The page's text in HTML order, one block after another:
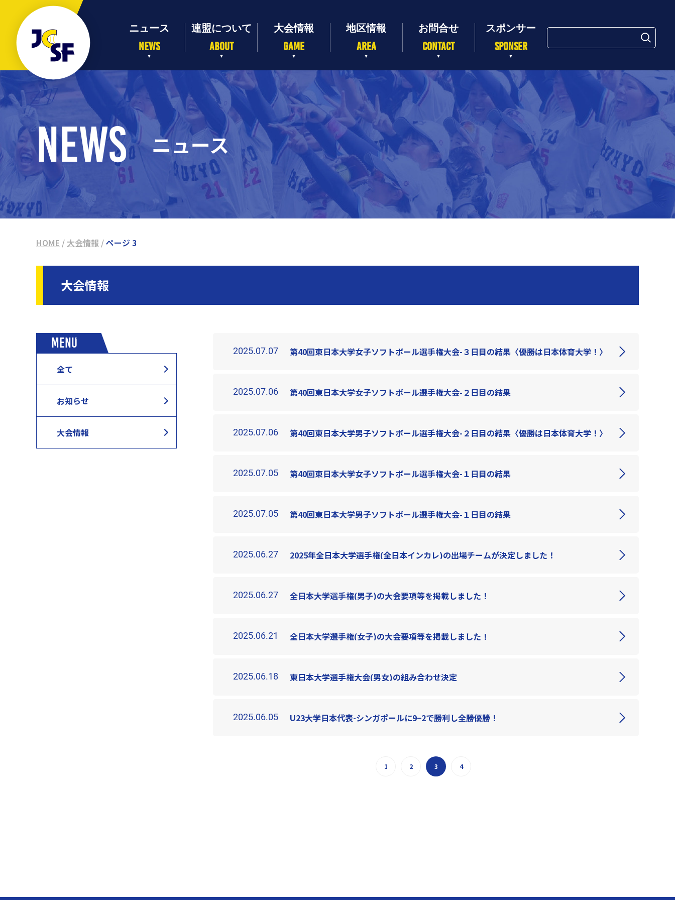
NEWS ABOUT GAME AREA CONTACT SPONSER
検
NEWS ニュース
HOME / 大会情報 /ページ 3
大会情報
MENU
全て
お知らせ
大会情報
2025.07.07 第40回東日本大学女子ソフトボール選手権大会-３日目の結果〈優勝は日本体育大学！〉
2025.07.06 第40回東日本大学女子ソフトボール選手権大会-２日目の結果
2025.07.06 第40回東日本大学男子ソフトボール選手権大会-２日目の結果〈優勝は日本体育大学！〉
2025.07.05 第40回東日本大学女子ソフトボール選手権大会-１日目の結果
2025.07.05 第40回東日本大学男子ソフトボール選手権大会-１日目の結果
2025.06.27 2025年全日本大学選手権(全日本インカレ)の出場チームが決定しました！
2025.06.27 全日本大学選手権(男子)の大会要項等を掲載しました！
2025.06.21 全日本大学選手権(女子)の大会要項等を掲載しました！
2025.06.18 東日本大学選手権大会(男女)の組み合わせ決定
2025.06.05 U23大学日本代表-シンガポールに9−2で勝利し全勝優勝！
1 2 3 4